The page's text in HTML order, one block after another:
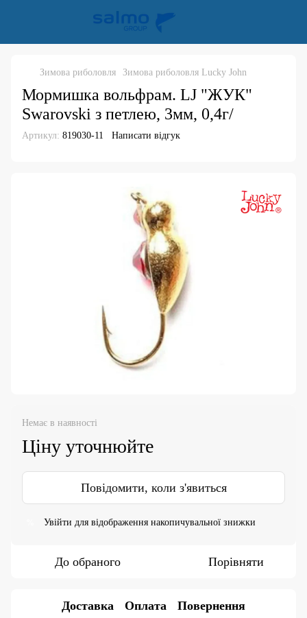
Зимова риболовля Зимова риболовля Lucky John
Мормишка вольфрам. LJ "ЖУК"
Swarovski з петлею, 3мм, 0,4г/
Артикул: 819030-11 Написати відгук
Немає в наявності
Ціну уточнюйте
Повідомити, коли з'явиться
Увійти для відображення накопичувальної знижки
До обраного Порівняти
Доставка Оплата Повернення